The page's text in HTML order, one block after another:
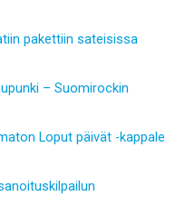
pakettiin sateisissa
– Suomirockin
Loput päivät -kappale